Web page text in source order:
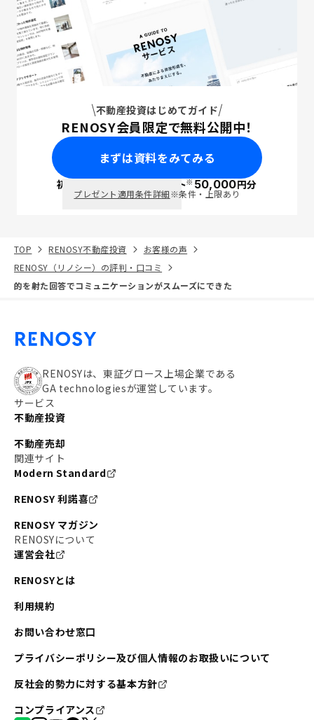
不動産投資はじめてガイド
RENOSY会員限定で無料公開中！
まずは資料をみてみる
初回面談で ポイント※50,000円分
プレゼント適用条件詳細※条件・上限あり
TOP RENOSY不動産投資
お客様の声
RENOSY（リノシー）の評判・口コミ
的を射た回答でコミュニケーションがスムーズにできた
RENOSYは、東証グロース上場企業である
GA technologiesが運営しています。
サービス
不動産投資
不動産売却
関連サイト
Modern Standard
RENOSY 利諾喜
RENOSY マガジン
RENOSYについて
運営会社
RENOSYとは
利用規約
お問い合わせ窓口
プライバシーポリシー及び個人情報のお取扱いについて
反社会的勢力に対する基本方針
コンプライアンス